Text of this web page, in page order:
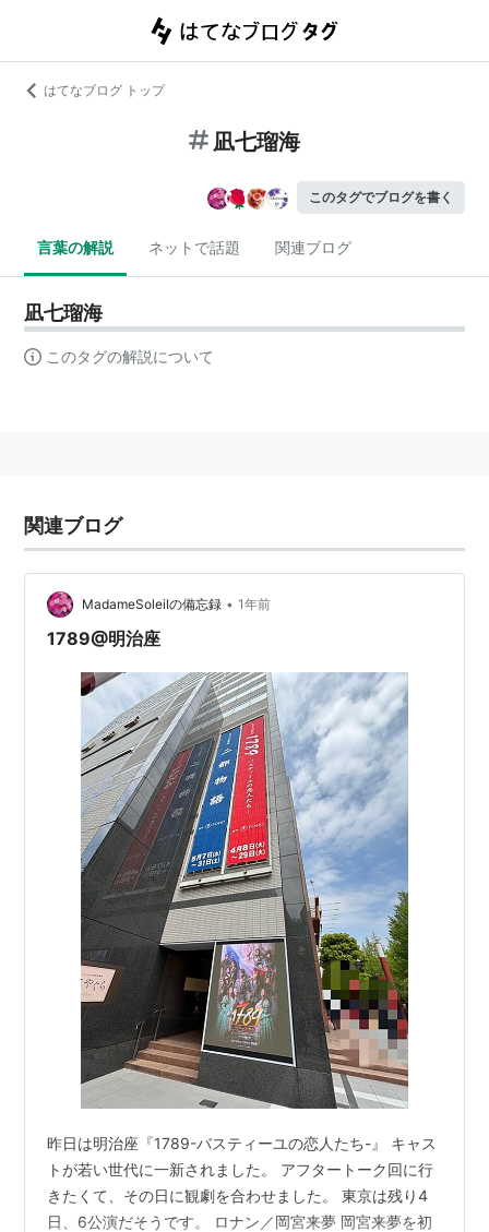
はてなブログ トップ
凪七瑠海
このタグでブログを書く
言葉の解説 ネットで話題 関連ブログ
凪七瑠海
このタグの解説について
関連ブログ
MadameSoleilの備忘録 • 1年前
1789@明治座
昨日は明治座『1789-バスティーユの恋人たち-』 キャス
トが若い世代に一新されました。 アフタートーク回に行
きたくて、その日に観劇を合わせました。 東京は残り4
日、6公演だそうです。 ロナン／岡宮来夢 岡宮来夢を初